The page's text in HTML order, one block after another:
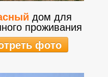
дом для
проживания
фото